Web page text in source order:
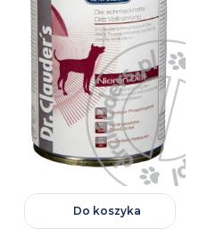
Do koszyka